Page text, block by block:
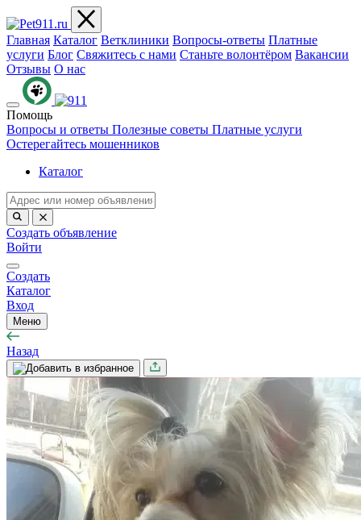
Главная Каталог Ветклиники Вопросы-ответы Платные
услуги Блог Свяжитесь с нами Станьте волонтёром Вакансии
Отзывы О нас
Помощь
Вопросы и ответы Полезные советы Платные услуги
Остерегайтесь мошенников
Каталог
Создать объявление
Войти
Создать
Каталог
Вход
Меню
Назад